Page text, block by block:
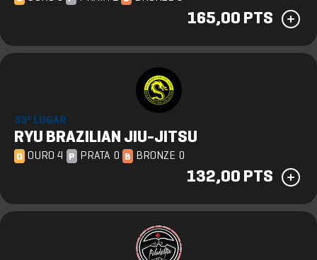
165,00 PTS
33º LUGAR
RYU BRAZILIAN JIU-JITSU
O OURO 4 P PRATA 0 B BRONZE 0
132,00 PTS